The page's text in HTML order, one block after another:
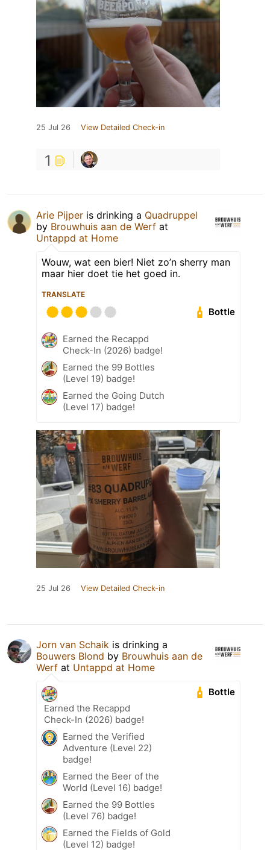
25 Jul 26 View Detailed Check-in
1
Arie Pijper is drinking a Quadruppel
by Brouwhuis aan de Werf at
Untappd at Home
Wouw, wat een bier! Niet zo’n sherry man
maar hier doet tie het goed in.
TRANSLATE
Bottle
Earned the Recappd
Check-In (2026) badge!
Earned the 99 Bottles
(Level 19) badge!
Earned the Going Dutch
(Level 17) badge!
25 Jul 26 View Detailed Check-in
Jorn van Schaik is drinking a
Bouwers Blond by Brouwhuis aan de
Werf at Untappd at Home
Bottle
Earned the Recappd
Check-In (2026) badge!
Earned the Verified
Adventure (Level 22)
badge!
Earned the Beer of the
World (Level 16) badge!
Earned the 99 Bottles
(Level 76) badge!
Earned the Fields of Gold
(Level 12) badge!